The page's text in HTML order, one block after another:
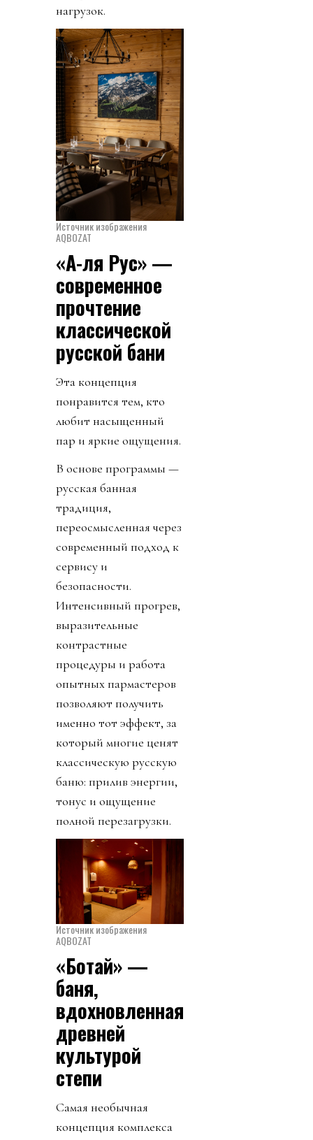
нагрузок.
Источник изображения
AQBOZAT
«А-ля Рус» —
современное
прочтение
классической
русской бани
Эта концепция
понравится тем, кто
любит насыщенный
пар и яркие ощущения.
В основе программы —
русская банная
традиция,
переосмысленная через
современный подход к
сервису и
безопасности.
Интенсивный прогрев,
выразительные
контрастные
процедуры и работа
опытных пармастеров
позволяют получить
именно тот эффект, за
который многие ценят
классическую русскую
баню: прилив энергии,
тонус и ощущение
полной перезагрузки.
Источник изображения
AQBOZAT
«Ботай» —
баня,
вдохновленная
древней
культурой
степи
Самая необычная
концепция комплекса